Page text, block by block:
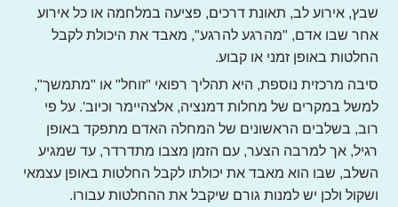
שבץ, אירוע לב, תאונת דרכים, פציעה במלחמה או כל אירוע
אחר שבו אדם, "מהרגע להרגע", מאבד את היכולת לקבל
החלטות באופן זמני או קבוע.
סיבה מרכזית נוספת, היא תהליך רפואי "זוחל" או "מתמשך",
למשל במקרים של מחלות דמנציה, אלצהיימר וכיוב'. על פי
רוב, בשלבים הראשונים של המחלה האדם מתפקד באופן
רגיל, אך למרבה הצער, עם הזמן מצבו מתדרדר, עד שמגיע
השלב, שבו הוא מאבד את יכולתו לקבל החלטות באופן עצמאי
ושקול ולכן יש למנות גורם שיקבל את ההחלטות עבורו.